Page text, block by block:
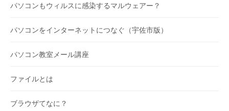
パソコンもウィルスに感染するマルウェアー？
パソコンをインターネットにつなぐ（宇佐市版）
パソコン教室メール講座
ファイルとは
ブラウザてなに？